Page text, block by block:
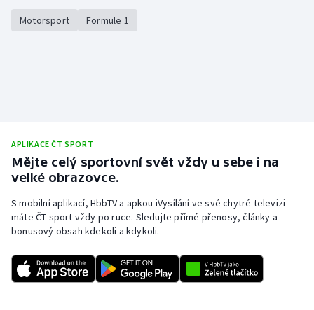
Motorsport Formule 1
APLIKACE ČT SPORT
Mějte celý sportovní svět vždy u sebe i na
velké obrazovce.
S mobilní aplikací, HbbTV a apkou iVysílání ve své chytré televizi
máte ČT sport vždy po ruce. Sledujte přímé přenosy, články a
bonusový obsah kdekoli a kdykoli.